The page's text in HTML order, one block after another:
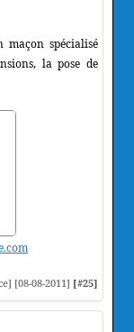
spécialisé
la pose de
[08-08-2011] [#25]